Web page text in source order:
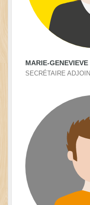
MARIE-
SECRÉTAIRE